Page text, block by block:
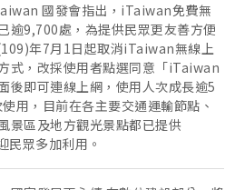
國發會指出，iTaiwan免費無
逾9,700處，為提供民眾更友善方便
年7月1日起取消iTaiwan無線上
式，改採使用者點選同意「iTaiwan
後即可連線上網，使用人次成長逾5
用，目前在各主要交通運輸節點、
景區及地方觀光景點都已提供
眾多加利用。